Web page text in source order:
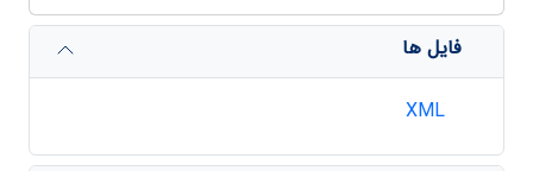
فایل ها